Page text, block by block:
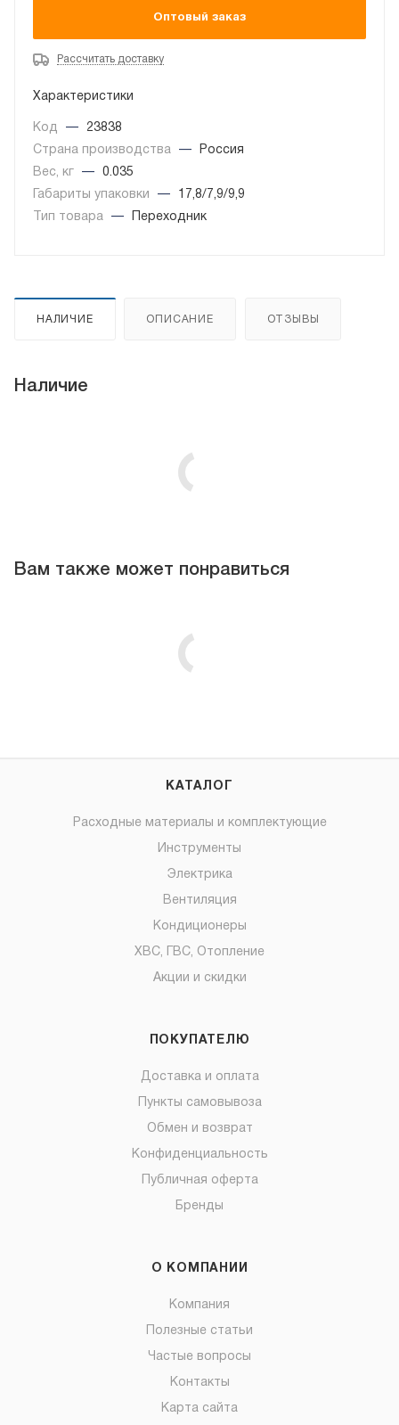
Оптовый заказ
Рассчитать доставку
Характеристики
Код —
23838
Страна производства
—
Россия
Вес, кг
—
0.035
Габариты упаковки
—
17,8/7,9/9,9
Тип товара
— Переходник
НАЛИЧИЕ ОПИСАНИЕ ОТЗЫВЫ
Наличие
Вам также может понравиться
КАТАЛОГ
Расходные материалы и комплектующие
Инструменты
Электрика
Вентиляция
Кондиционеры
ХВС, ГВС, Отопление
Акции и скидки
ПОКУПАТЕЛЮ
Доставка и оплата
Пункты самовывоза
Обмен и возврат
Конфиденциальность
Публичная оферта
Бренды
О КОМПАНИИ
Компания
Полезные статьи
Частые вопросы
Контакты
Карта сайта